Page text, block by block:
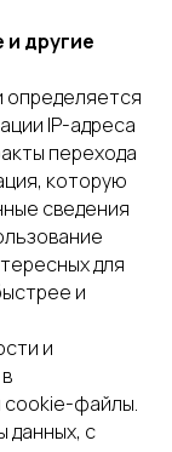
другие
определяется
IP-адреса
перехода
которую
сведения
для
и
и
cookie-файлы.
данных, с